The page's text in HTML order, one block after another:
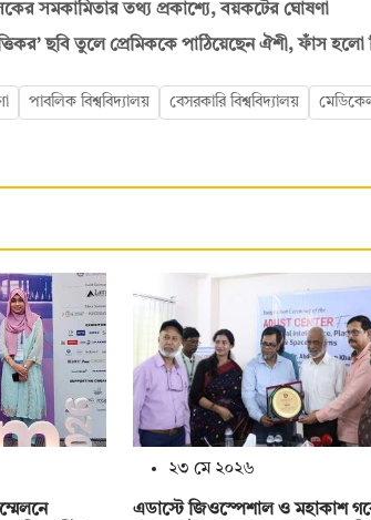
সমকামিতার তথ্য প্রকাশ্যে, বয়কটের ঘোষণা
ছবি তুলে প্রেমিককে পাঠিয়েছেন ঐশী, ফাঁস হলো
পাবলিক বিশ্ববিদ্যালয় বেসরকারি বিশ্ববিদ্যালয়
২৩ মে ২০২৬
এডাস্টে জিওস্পেশাল ও মহাকাশ